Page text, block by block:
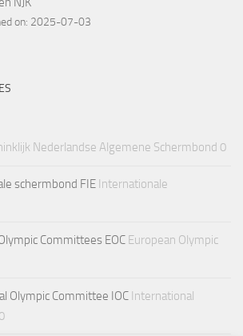
on: 2025-07-03
Nederlandse Algemene Schermbond 0
FIE Internationale
EOC European Olympic
IOC International